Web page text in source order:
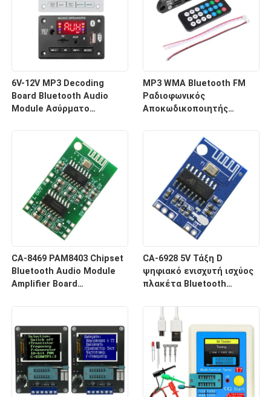
6V-12V MP3 Decoding
Board Bluetooth Audio
Module Ασύρματο
MP3 WMA Bluetooth FM
Ραδιοφωνικός
Αποκωδικοποιητής
Ασύρματο Δέκτη
CA-8469 PAM8403 Chipset
Bluetooth Audio Module
Amplifier Board
CA-6928 5V Τάξη D
ψηφιακό ενισχυτή ισχύος
πλακέτα Bluetooth